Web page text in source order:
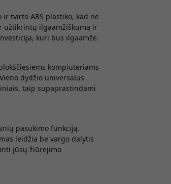
tvirto ABS plastiko, kad ne
užtikrintų ilgaamžiškumą ir
kuri bus ilgaamžė.
kompiuteriams
dydžio universalus
taip supaprastindami
pasukimo funkciją.
leidžia be vargo dalytis
jūsų žiūrėjimo